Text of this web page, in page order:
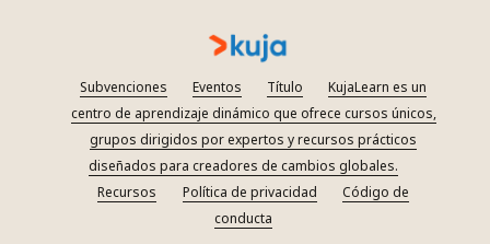
Subvenciones Eventos Título
KujaLearn es un
centro de aprendizaje dinámico que ofrece cursos únicos,
grupos dirigidos por expertos y recursos prácticos
diseñados para creadores de cambios globales.
Recursos
Política de privacidad
Código de
conducta